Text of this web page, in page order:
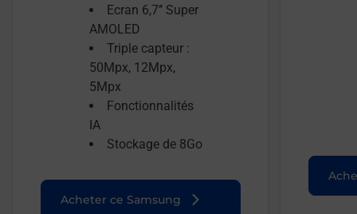
Ecran 6,7’’ Super
AMOLED
Triple capteur :
50Mpx, 12Mpx,
5Mpx
Fonctionnalités
IA
Stockage de 8Go
Acheter ce Samsung